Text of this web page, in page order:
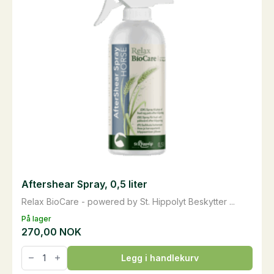
På lager
Relax BioCare - powered by St. Hippolyt Beskytter ...
Aftershear Spray, 0,5 liter
270,00 NOK
Aftershear
Spray,
0,5
Legg i handlekurv